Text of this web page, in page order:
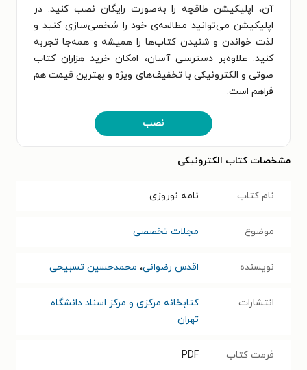
آن، اپلیکیشن طاقچه را به‌صورت رایگان نصب کنید. در
اپلیکیشن می‌توانید مطالعه‌ی خود را شخصی‌سازی کنید و
لذت خواندن و شنیدن کتاب‌ها را همیشه و همه‌جا تجربه
کنید. علاوه‌بر دسترسی آسان، امکان خرید هزاران کتاب
صوتی و الکترونیکی با تخفیف‌های ویژه و بهترین قیمت هم
فراهم است.
نصب
مشخصات کتاب الکترونیکی
نام کتاب نامه نوروزی
موضوع مجلات تخصصی
نویسنده اقدس رضوانی، محمدحسین تسبیحی
انتشارات
کتابخانه مرکزی و مرکز اسناد دانشگاه
تهران
فرمت کتاب PDF